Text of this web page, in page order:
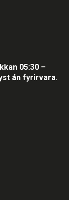
05:30 –
án fyrirvara.